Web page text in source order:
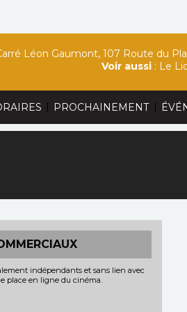
| PROCHAINEMENT |
Léon Gaumont, 107 Route du
Voir aussi : Le
indépendants et sans lien avec
place en ligne du cinéma.